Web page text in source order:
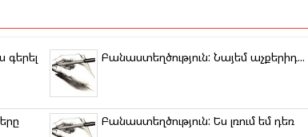
գերել Բանաստեղծություն: Նայեմ աչքերիդ...
Բանաստեղծություն: Ես լռում եմ դեռ